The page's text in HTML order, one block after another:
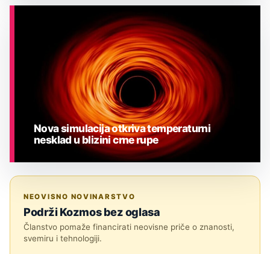
Nova simulacija otkriva temperaturni
nesklad u blizini crne rupe
NEOVISNO NOVINARSTVO
Podrži Kozmos bez oglasa
Članstvo pomaže financirati neovisne priče o znanosti,
svemiru i tehnologiji.